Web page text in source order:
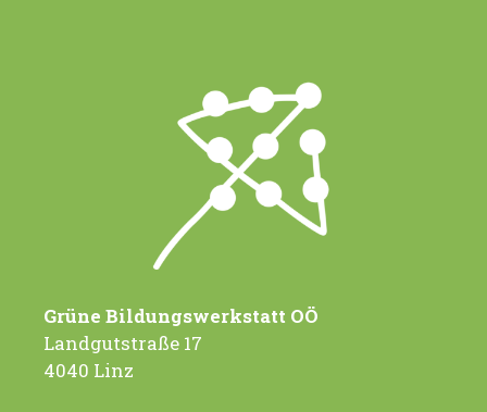
Grüne Bildungswerkstatt OÖ
Landgutstraße 17
4040 Linz